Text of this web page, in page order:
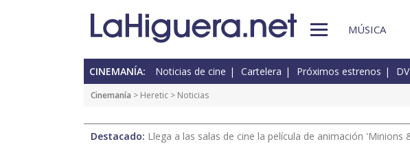
MÚSICA
CINEMANÍA: Noticias de cine Cartelera Próximos estrenos
Cinemanía > Heretic > Noticias
Destacado: Llega a las salas de cine la película de animación 'Minions